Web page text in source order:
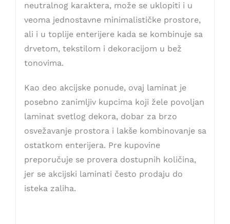
neutralnog karaktera, može se uklopiti i u
veoma jednostavne minimalističke prostore,
ali i u toplije enterijere kada se kombinuje sa
drvetom, tekstilom i dekoracijom u bež
tonovima.
Kao deo akcijske ponude, ovaj laminat je
posebno zanimljiv kupcima koji žele povoljan
laminat svetlog dekora, dobar za brzo
osvežavanje prostora i lakše kombinovanje sa
ostatkom enterijera. Pre kupovine
preporučuje se provera dostupnih količina,
jer se akcijski laminati često prodaju do
isteka zaliha.